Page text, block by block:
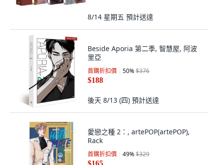
首購折扣價
8/14 星期五預計送達
Beside Aporia 第二季, 智慧屋, 阿波
里亞
首購折扣價
後天 8/13 (四)預計送達
愛戀之種 2：, artePOP(artePOP),
Rack